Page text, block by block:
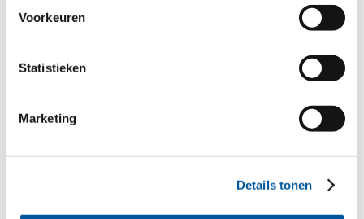
Voorkeuren
Statistieken
Marketing
Details tonen
Aluminium-Hout